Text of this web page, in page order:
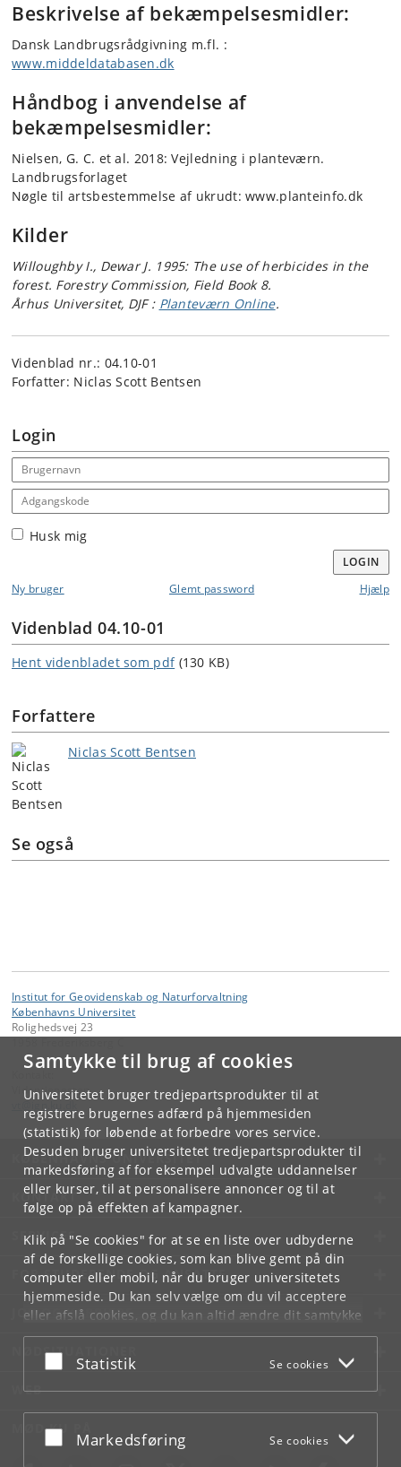
Samtykke til brug af cookies
Universitetet bruger tredjepartsprodukter til at
registrere brugernes adfærd på hjemmesiden
(statistik) for løbende at forbedre vores service.
Desuden bruger universitetet tredjepartsprodukter til
markedsføring af for eksempel udvalgte uddannelser
eller kurser, til at personalisere annoncer og til at
følge op på effekten af kampagner.
Klik på "Se cookies" for at se en liste over udbyderne
af de forskellige cookies, som kan blive gemt på din
computer eller mobil, når du bruger universitetets
hjemmeside. Du kan selv vælge om du vil acceptere
eller afslå cookies, og du kan altid ændre dit samtykke
underCookie- og privatlivspolitiksom du finder i
bunden af hver side.
Acceptér eller afslå
Statistik Se cookies
Acceptér eller afslå
Markedsføring Se cookies
Beskrivelse af bekæmpelsesmidler:
Dansk Landbrugsrådgivning m.fl. :
www.middeldatabasen.dk
Håndbog i anvendelse af
bekæmpelsesmidler:
Nielsen, G. C. et al. 2018: Vejledning i planteværn.
Landbrugsforlaget
Nøgle til artsbestemmelse af ukrudt: www.planteinfo.dk
Kilder
Willoughby I., Dewar J. 1995: The use of herbicides in the
forest. Forestry Commission, Field Book 8.
Århus Universitet, DJF : Planteværn Online.
Videnblad nr.: 04.10-01
Forfatter: Niclas Scott Bentsen
Login
Email address
Adgangskode
Husk mig
LOGIN
Ny bruger
Glemt password Hjælp
Videnblad 04.10-01
Hent videnbladet som pdf (130 KB)
Forfattere
Niclas Scott Bentsen
Se også
Institut for Geovidenskab og Naturforvaltning
Københavns Universitet
Rolighedsvej 23
Videntjenesten
KØBENHAVNS UNIVERSITET
KONTAKT
SERVICES
FOR STUDERENDE OG ANSATTE
JOB OG KARRIERE
NØDSITUATIONER
WEB
MØD KU PÅ